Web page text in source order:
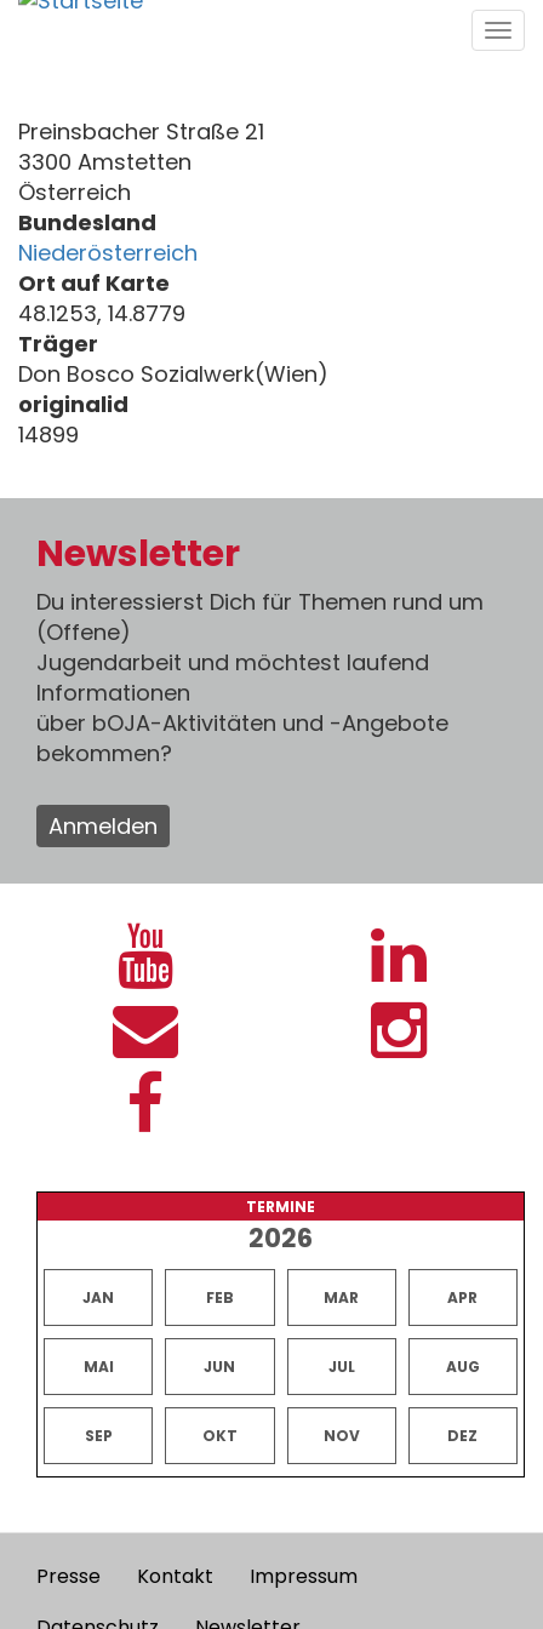
Direkt
Preinsbacher Straße 21
3300 Amstetten
Österreich
Bundesland
Niederösterreich
Ort auf Karte
48.1253, 14.8779
Träger
Don Bosco Sozialwerk(Wien)
originalid
14899
Newsletter
Du interessierst Dich für Themen rund um
(Offene)
Jugendarbeit und möchtest laufend
Informationen
über bOJA-Aktivitäten und -Angebote
bekommen?
Anmelden
TERMINE
2026
JAN FEB MAR APR
MAI JUN JUL AUG
SEP OKT NOV DEZ
Footer
Presse Kontakt
Impressum